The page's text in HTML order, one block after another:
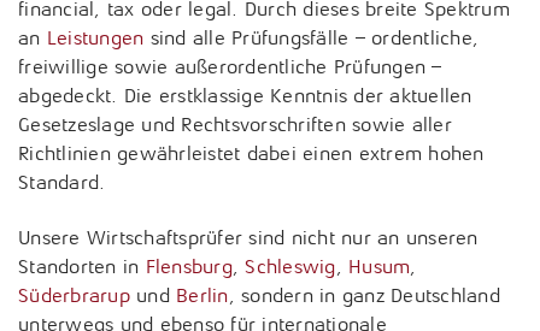
financial, tax oder legal. Durch dieses breite Spektrum
an Leistungen sind alle Prüfungsfälle – ordentliche,
freiwillige sowie außerordentliche Prüfungen –
abgedeckt. Die erstklassige Kenntnis der aktuellen
Gesetzeslage und Rechtsvorschriften sowie aller
Richtlinien gewährleistet dabei einen extrem hohen
Standard.
Unsere Wirtschaftsprüfer sind nicht nur an unseren
Standorten in Flensburg,Schleswig Husum
Süderbrarupund Berlin , sondern in ganz Deutschland
unterwegs und ebenso für internationale